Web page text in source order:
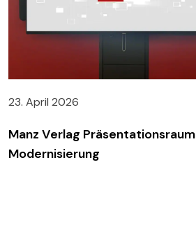
23. April 2026
Manz Verlag Präsentationsraum
Modernisierung